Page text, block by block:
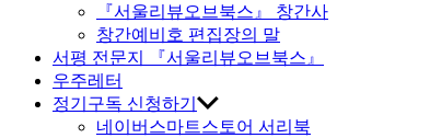
『서울리뷰오브북스』 창간사
창간예비호 편집장의 말
서평 전문지 『서울리뷰오브북스』
우주레터
정기구독 신청하기
네이버스마트스토어 서리북